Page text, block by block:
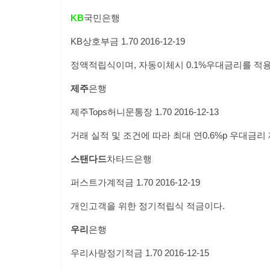
KB국민은행
KB상호부금 1.70 2016-12-19
정액적립식이며, 자동이체시 0.1%우대금리를 적
제주은행
제주Tops허니문통장 1.70 2016-12-13
거래 실적 및 조건에 따라 최대 연0.6%p 우대금리
스탠다드차타드은행
퍼스트가계적금 1.70 2016-12-19
개인고객을 위한 정기적립식 적금이다.
우리은행
우리사랑정기적금 1.70 2016-12-15